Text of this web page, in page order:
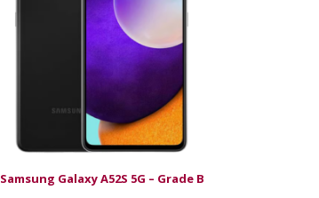
Samsung Galaxy A52S 5G – Grade B